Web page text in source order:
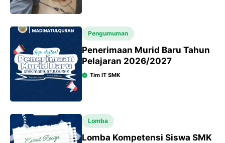
Pengumuman
Penerimaan Murid Baru Tahun
Pelajaran 2026/2027
Tim IT SMK
Lomba
Lomba Kompetensi Siswa SMK